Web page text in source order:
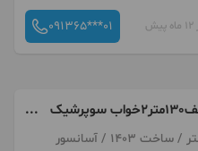
091365***01
*همکف130متر2خواب سوپرشیک